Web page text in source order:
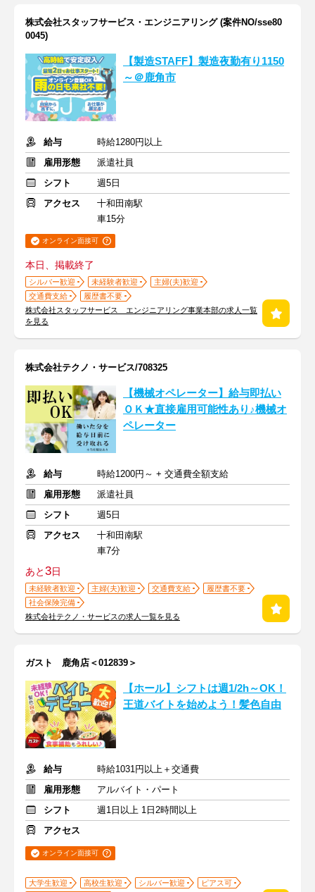
株式会社スタッフサービス・エンジニアリング (案件NO/sse80
0045)
【製造STAFF】製造夜勤有り1150
～＠鹿角市
給与
時給1280円以上
雇用形態
派遣社員
シフト
週5日
アクセス
十和田南駅
車15分
オンライン面接可
本日、掲載終了
シルバー歓迎 未経験者歓迎
主婦(夫)歓迎
交通費支給
履歴書不要
株式会社スタッフサービス エンジニアリング事業本部の求人一覧
を見る
株式会社テクノ・サービス/708325
【機械オペレーター】給与即払い
ＯＫ★直接雇用可能性あり♪機械オ
ペレーター
給与
時給1200円～ + 交通費全額支給
雇用形態
派遣社員
シフト
週5日
アクセス
十和田南駅
車7分
あと3日
未経験者歓迎 主婦(夫)歓迎 交通費支給
履歴書不要
社会保険完備
株式会社テクノ・サービスの求人一覧を見る
ガスト 鹿角店＜012839＞
【ホール】シフトは週1/2h～OK！
王道バイトを始めよう！髪色自由
給与
時給1031円以上＋交通費
雇用形態
アルバイト・パート
シフト
週1日以上 1日2時間以上
アクセス
オンライン面接可
大学生歓迎 高校生歓迎 シルバー歓迎
ピアス可